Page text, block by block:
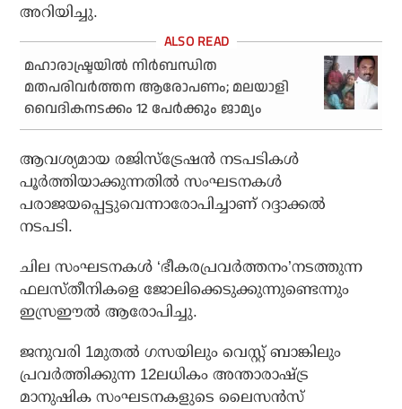
അറിയിച്ചു.
മഹാരാഷ്ട്രയിൽ നിർബന്ധിത
മതപരിവർത്തന ആരോപണം; മലയാളി
വൈദികനടക്കം 12 പേർക്കും ജാമ്യം
ആവശ്യമായ രജിസ്‌ട്രേഷന്‍ നടപടികള്‍
പൂര്‍ത്തിയാക്കുന്നതില്‍ സംഘടനകള്‍
പരാജയപ്പെട്ടുവെന്നാരോപിച്ചാണ് റദ്ദാക്കല്‍
നടപടി.
ചില സംഘടനകള്‍ ‘ഭീകരപ്രവര്‍ത്തനം’നടത്തുന്ന
ഫലസ്തീനികളെ ജോലിക്കെടുക്കുന്നുണ്ടെന്നും
ഇസ്രഈല്‍ ആരോപിച്ചു.
ജനുവരി 1മുതല്‍ ഗസയിലും വെസ്റ്റ് ബാങ്കിലും
പ്രവര്‍ത്തിക്കുന്ന 12ലധികം അന്താരാഷ്ട്ര
മാനുഷിക സംഘടനകളുടെ ലൈസന്‍സ്